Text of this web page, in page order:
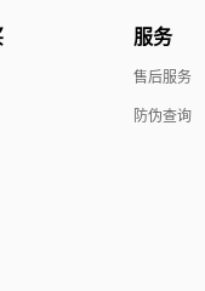
服务
售后服务
防伪查询